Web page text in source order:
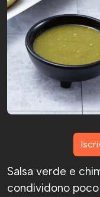
Salsa verde e
condividono